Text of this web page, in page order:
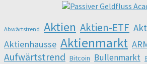
Abwärtstrend Aktien Aktien-ETF
Aktienhausse Aktienmarkt
Aufwärtstrend Bitcoin Bullenmarkt